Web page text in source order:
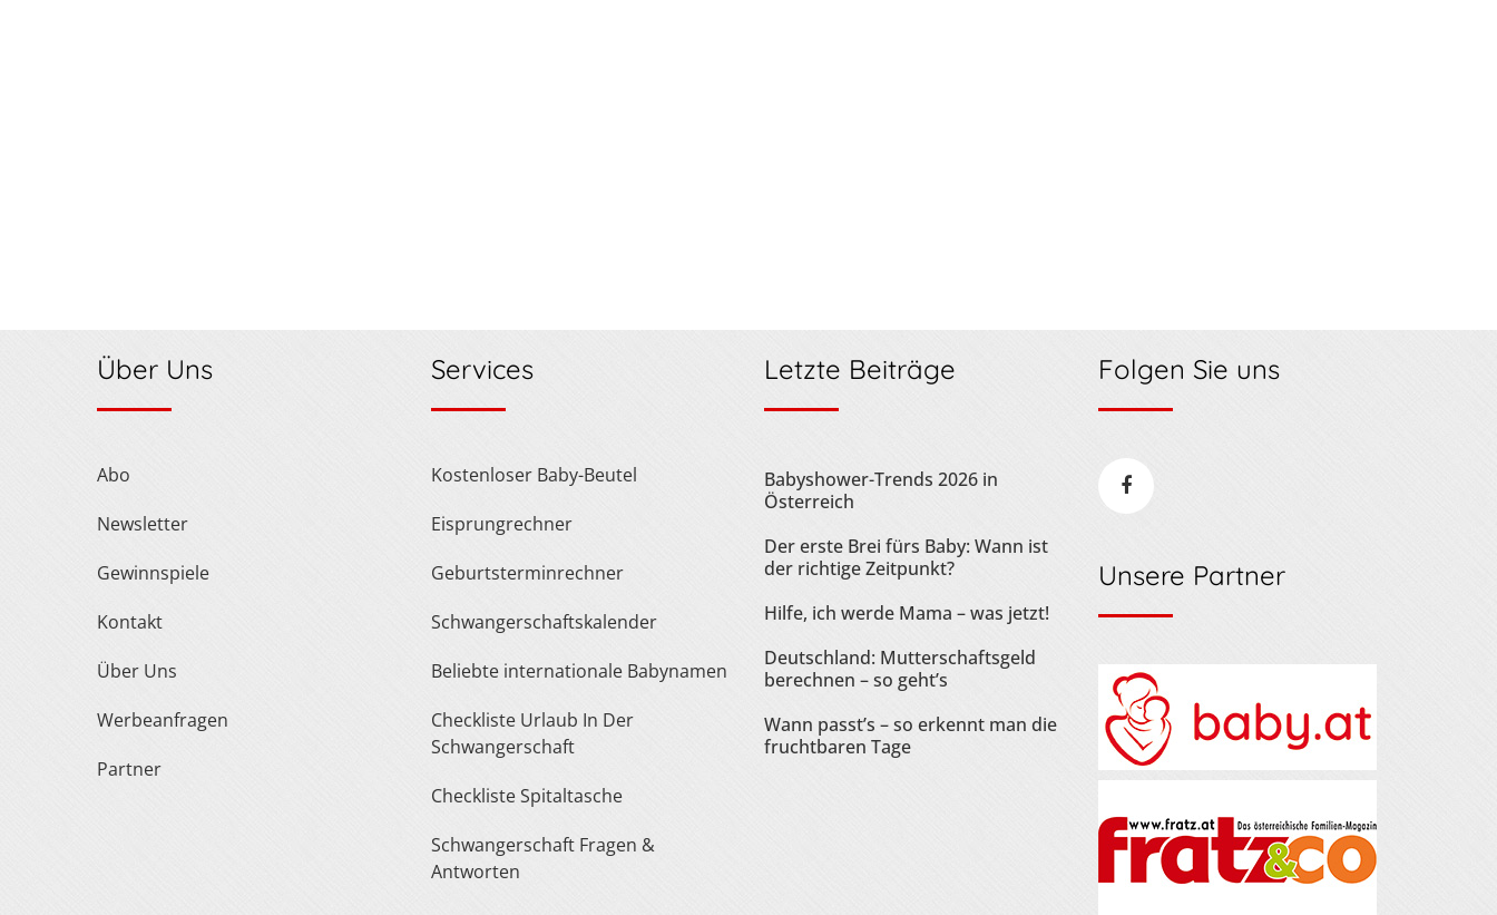
Über Uns
Abo
Newsletter
Gewinnspiele
Kontakt
Über Uns
Werbeanfragen
Partner
Services
Kostenloser Baby-Beutel
Eisprungrechner
Geburtsterminrechner
Schwangerschaftskalender
Beliebte internationale Babynamen
Checkliste Urlaub In Der
Schwangerschaft
Checkliste Spitaltasche
Schwangerschaft Fragen &
Antworten
Letzte Beiträge
Babyshower-Trends 2026 in
Österreich
Der erste Brei fürs Baby: Wann ist
der richtige Zeitpunkt?
Hilfe, ich werde Mama – was jetzt!
Deutschland: Mutterschaftsgeld
berechnen – so geht’s
Wann passt’s – so erkennt man die
fruchtbaren Tage
Folgen Sie uns
Unsere Partner